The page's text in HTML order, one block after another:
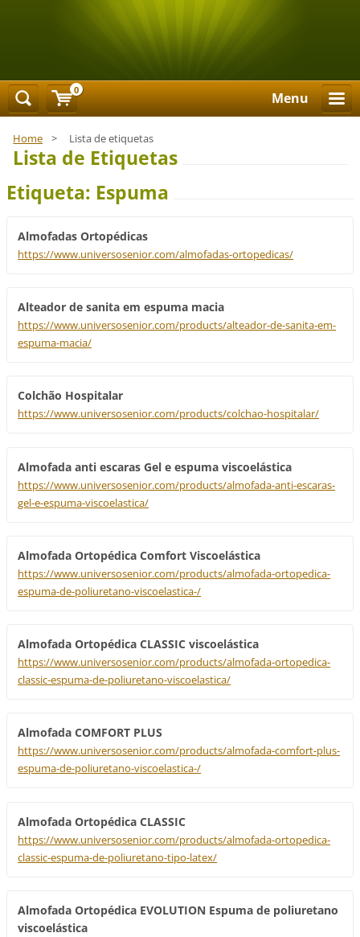
Menu
Home > Lista de etiquetas
Lista de Etiquetas
Etiqueta: Espuma
Almofadas Ortopédicas
https://www.universosenior.com/almofadas-ortopedicas/
Alteador de sanita em espuma macia
https://www.universosenior.com/products/alteador-de-sanita-em-
espuma-macia/
Colchão Hospitalar
https://www.universosenior.com/products/colchao-hospitalar/
Almofada anti escaras Gel e espuma viscoelástica
https://www.universosenior.com/products/almofada-anti-escaras-
gel-e-espuma-viscoelastica/
Almofada Ortopédica Comfort Viscoelástica
https://www.universosenior.com/products/almofada-ortopedica-
espuma-de-poliuretano-viscoelastica-/
Almofada Ortopédica CLASSIC viscoelástica
https://www.universosenior.com/products/almofada-ortopedica-
classic-espuma-de-poliuretano-viscoelastica/
Almofada COMFORT PLUS
https://www.universosenior.com/products/almofada-comfort-plus-
espuma-de-poliuretano-viscoelastica-/
Almofada Ortopédica CLASSIC
https://www.universosenior.com/products/almofada-ortopedica-
classic-espuma-de-poliuretano-tipo-latex/
Almofada Ortopédica EVOLUTION Espuma de poliuretano
viscoelástica
0